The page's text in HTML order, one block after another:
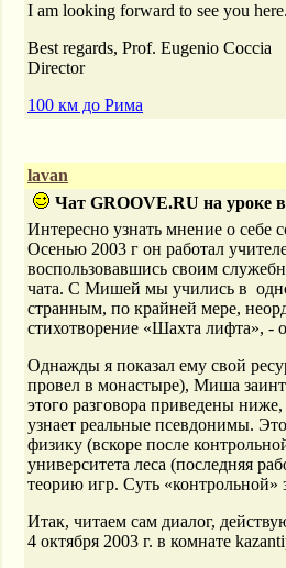
I am looking forward to see you
Best regards, Prof. Eugenio Coccia
Director
100 км до Рима
lavan
Чат GROOVE.RU на уроке
Интересно узнать мнение о
Осенью 2003 г он работал
воспользовавшись своим
чата. С Мишей мы учились в
странным, по крайней мере,
стихотворение «Шахта лифта», -
Однажды я показал ему свой
провел в монастыре), Миша
этого разговора приведены
узнает реальные псевдонимы.
физику (вскоре после
университета леса (последняя
теорию игр. Суть «контрольной»
Итак, читаем сам диалог,
4 октября 2003 г. в комнате